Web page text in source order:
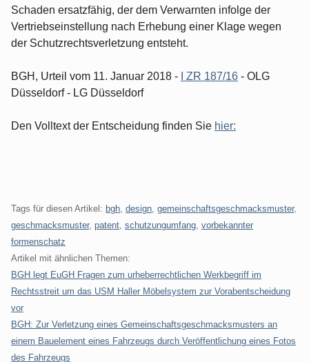
Schaden ersatzfähig, der dem Verwarnten infolge der
Vertriebseinstellung nach Erhebung einer Klage wegen
der Schutzrechtsverletzung entsteht.
BGH, Urteil vom 11. Januar 2018 - I ZR 187/16 - OLG
Düsseldorf - LG Düsseldorf
Den Volltext der Entscheidung finden Sie hier:
Tags für diesen Artikel: bgh design gemeinschaftsgeschmacksmuster,
geschmacksmuster, patent schutzungumfang vorbekannter
formenschatz
Artikel mit ähnlichen Themen:
BGH legt EuGH Fragen zum urheberrechtlichen Werkbegriff im
Rechtsstreit um das USM Haller Möbelsystem zur Vorabentscheidung
vor
BGH: Zur Verletzung eines Gemeinschaftsgeschmacksmusters an
einem Bauelement eines Fahrzeugs durch Veröffentlichung eines Fotos
des Fahrzeugs